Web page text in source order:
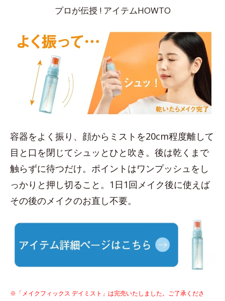
プロが伝授 ! アイテムHOWTO
容器をよく振り、顔からミストを20cm程度離して
目と口を閉じてシュッとひと吹き。後は乾くまで
触らずに待つだけ。ポイントはワンプッシュをし
っかりと押し切ること。1日1回メイク後に使えば
その後のメイクのお直し不要。
※「メイクフィックス デイミスト」は完売いたしました。ご了承くださ